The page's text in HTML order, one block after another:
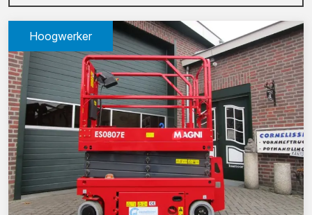
Hoogwerker